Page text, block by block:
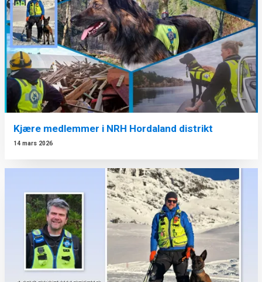
Kjære medlemmer i NRH Hordaland distrikt
14 mars 2026